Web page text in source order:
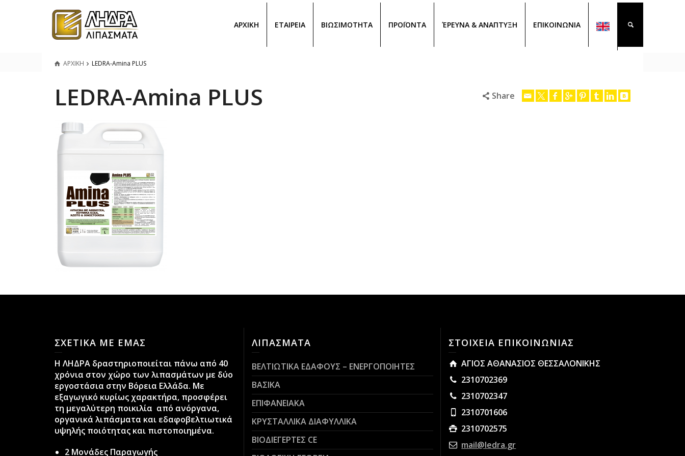
ΑΡΧΙΚΗ ΕΤΑΙΡΕΙΑ ΒΙΩΣΙΜΟΤΗΤΑ ΠΡΟΪΟΝΤΑ ΈΡΕΥΝΑ & ΑΝΑΠΤΥΞΗ ΕΠΙΚΟΙΝΩΝΙΑ
ΑΡΧΙΚΗ LEDRA-Amina PLUS
LEDRA-Amina PLUS Share
ΣΧΕΤΙΚΑ ΜΕ ΕΜΑΣ
H ΛΗΔΡΑ δραστηριοποιείται πάνω από 40
χρόνια στον χώρο των λιπασμάτων με δύο
εργοστάσια στην Βόρεια Ελλάδα. Με
εξαγωγικό κυρίως χαρακτήρα, προσφέρει
τη μεγαλύτερη ποικιλία από ανόργανα,
οργανικά λιπάσματα και εδαφοβελτιωτικά
υψηλής ποιότητας και πιστοποιημένα.
2 Μονάδες Παραγωγής
ΛΙΠΑΣΜΑΤΑ
ΒΕΛΤΙΩΤΙΚΑ ΕΔΑΦΟΥΣ – ΕΝΕΡΓΟΠΟΙΗΤΕΣ
ΒΑΣΙΚΑ
ΕΠΙΦΑΝΕΙΑΚΑ
ΚΡΥΣΤΑΛΛΙΚΑ ΔΙΑΦΥΛΛΙΚΑ
ΒΙΟΔΙΕΓΕΡΤΕΣ CE
ΣΤΟΙΧΕΙΑ ΕΠΙΚΟΙΝΩΝΙΑΣ
ΑΓΙΟΣ ΑΘΑΝΑΣΙΟΣ ΘΕΣΣΑΛΟΝΙΚΗΣ
2310702369
2310702347
2310701606
2310702575
mail@ledra.gr